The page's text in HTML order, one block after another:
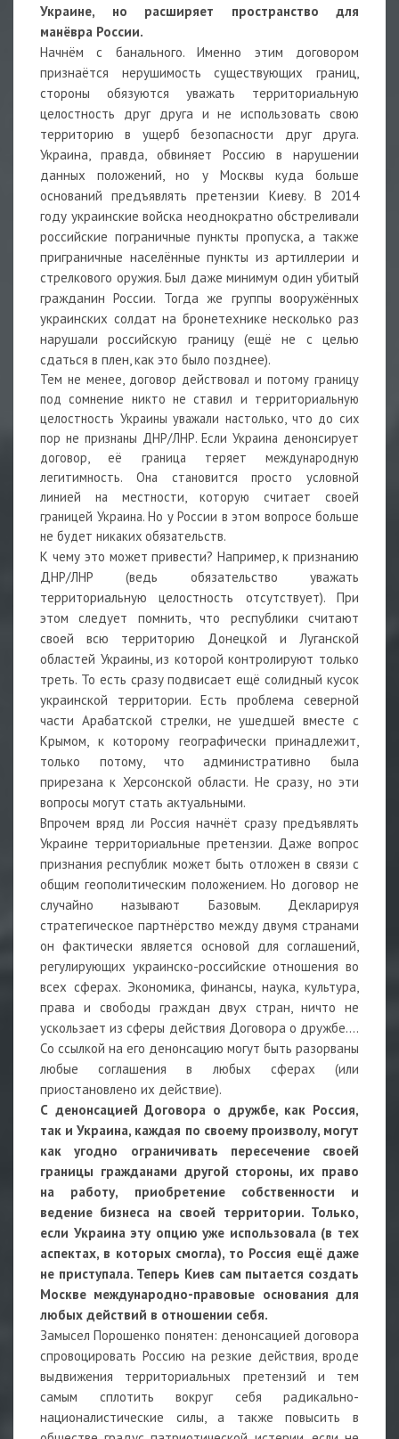
Украине, но расширяет пространство для
манёвра России.
Начнём с банального. Именно этим договором
признаётся нерушимость существующих границ,
стороны обязуются уважать территориальную
целостность друг друга и не использовать свою
территорию в ущерб безопасности друг друга.
Украина, правда, обвиняет Россию в нарушении
данных положений, но у Москвы куда больше
оснований предъявлять претензии Киеву. В 2014
году украинские войска неоднократно обстреливали
российские пограничные пункты пропуска, а также
приграничные населённые пункты из артиллерии и
стрелкового оружия. Был даже минимум один убитый
гражданин России. Тогда же группы вооружённых
украинских солдат на бронетехнике несколько раз
нарушали российскую границу (ещё не с целью
сдаться в плен, как это было позднее).
Тем не менее, договор действовал и потому границу
под сомнение никто не ставил и территориальную
целостность Украины уважали настолько, что до сих
пор не признаны ДНР/ЛНР. Если Украина денонсирует
договор, её граница теряет международную
легитимность. Она становится просто условной
линией на местности, которую считает своей
границей Украина. Но у России в этом вопросе больше
не будет никаких обязательств.
К чему это может привести? Например, к признанию
ДНР/ЛНР (ведь обязательство уважать
территориальную целостность отсутствует). При
этом следует помнить, что республики считают
своей всю территорию Донецкой и Луганской
областей Украины, из которой контролируют только
треть. То есть сразу подвисает ещё солидный кусок
украинской территории. Есть проблема северной
части Арабатской стрелки, не ушедшей вместе с
Крымом, к которому географически принадлежит,
только потому, что административно была
прирезана к Херсонской области. Не сразу, но эти
вопросы могут стать актуальными.
Впрочем вряд ли Россия начнёт сразу предъявлять
Украине территориальные претензии. Даже вопрос
признания республик может быть отложен в связи с
общим геополитическим положением. Но договор не
случайно называют Базовым. Декларируя
стратегическое партнёрство между двумя странами
он фактически является основой для соглашений,
регулирующих украинско-российские отношения во
всех сферах. Экономика, финансы, наука, культура,
права и свободы граждан двух стран, ничто не
ускользает из сферы действия Договора о дружбе….
Со ссылкой на его денонсацию могут быть разорваны
любые соглашения в любых сферах (или
приостановлено их действие).
С денонсацией Договора о дружбе, как Россия,
так и Украина, каждая по своему произволу, могут
как угодно ограничивать пересечение своей
границы гражданами другой стороны, их право
на работу, приобретение собственности и
ведение бизнеса на своей территории. Только,
если Украина эту опцию уже использовала (в тех
аспектах, в которых смогла), то Россия ещё даже
не приступала. Теперь Киев сам пытается создать
Москве международно-правовые основания для
любых действий в отношении себя.
Замысел Порошенко понятен: денонсацией договора
спровоцировать Россию на резкие действия, вроде
выдвижения территориальных претензий и тем
самым сплотить вокруг себя радикально-
националистические силы, а также повысить в